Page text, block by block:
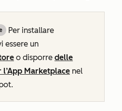
Per installare
essere un
o disporre delle
Marketplace nel